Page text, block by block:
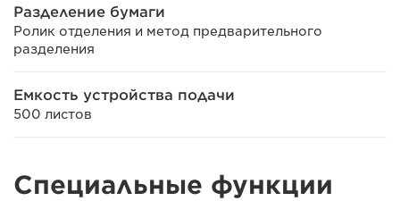
Разделение бумаги
Ролик отделения и метод предварительного
разделения
Емкость устройства подачи
500 листов
Специальные функции